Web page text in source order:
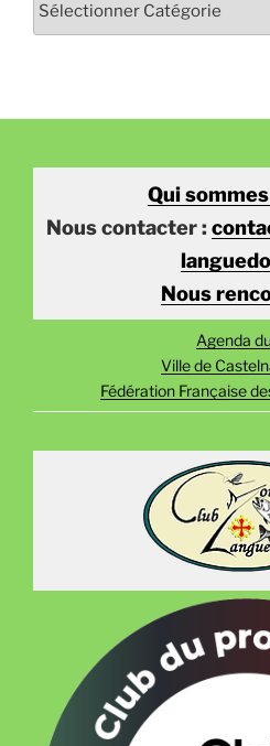
Qui
Nous contacter :
Nous
Agenda
Ville de
Fédération Française